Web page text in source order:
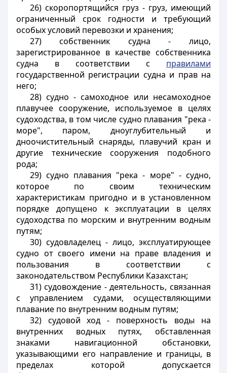
26) скоропортящийся груз - груз, имеющий
ограниченный срок годности и требующий
особых условий перевозки и хранения;
27)собственник судна - лицо,
зарегистрированное в качестве собственника
судна в соответствии с правилами
государственной регистрации судна и прав на
него;
28) судно - самоходное или несамоходное
плавучее сооружение, используемое в целях
судоходства, в том числе судно плавания "река -
море", паром, дноуглубительный и
дноочистительный снаряды, плавучий кран и
другие технические сооружения подобного
рода;
29) судно плавания "река - море" - судно,
которое по своим техническим
характеристикам пригодно и в установленном
порядке допущено к эксплуатации в целях
судоходства по морским и внутренним водным
путям;
30) судовладелец- лицо, эксплуатирующее
судно от своего имени на праве владения и
пользования в соответствии с
законодательством Республики Казахстан;
31)судовождение - деятельность, связанная
с управлением судами, осуществляющими
плавание по внутренним водным путям;
32) судовой ход - поверхность воды на
внутренних водных путях, обставленная
знаками навигационной обстановки,
указывающими его направление и границы, в
пределах которой допускается